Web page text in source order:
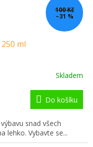
100 Kč
–31 %
ml
Skladem
Do košíku
snad všech
lehko. Vybavte se...